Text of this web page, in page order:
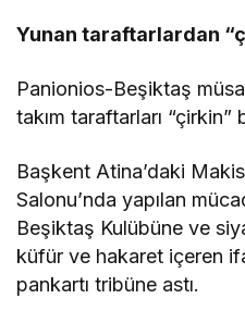
Yunan taraftarlardan
Panionios-Beşiktaş
takım taraftarları “çirkin”
Başkent Atina’daki
Salonu’nda yapılan
Beşiktaş Kulübüne ve
küfür ve hakaret içeren
pankartı tribüne astı.